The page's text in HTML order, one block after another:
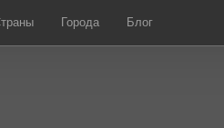
Города Блог